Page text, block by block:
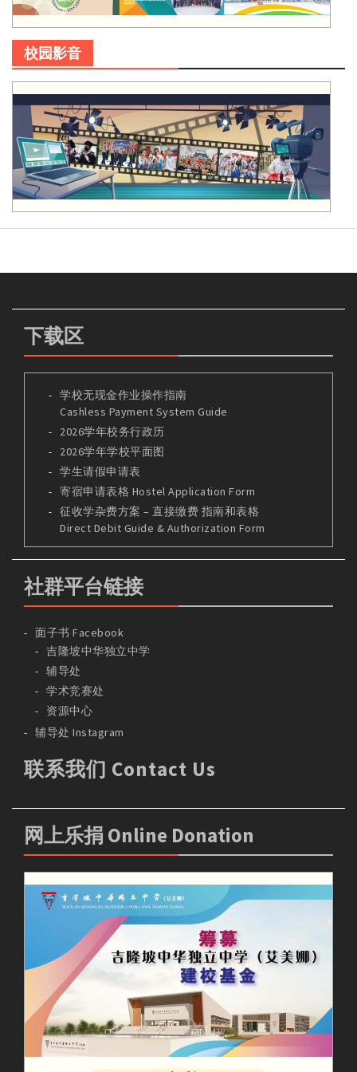
校园影音
下载区
学校无现金作业操作指南
Cashless Payment System Guide
2026学年校务行政历
2026学年学校平面图
学生请假申请表
寄宿申请表格 Hostel Application Form
征收学杂费方案 – 直接缴费 指南和表格
Direct Debit Guide & Authorization Form
社群平台链接
面子书 Facebook
吉隆坡中华独立中学
辅导处
学术竞赛处
资源中心
辅导处 Instagram
联系我们 Contact Us
网上乐捐 Online Donation